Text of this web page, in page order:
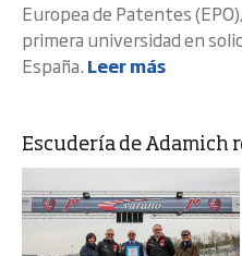
Europea de Patentes
primera universidad en
España. Leer más
Escudería de Adamich